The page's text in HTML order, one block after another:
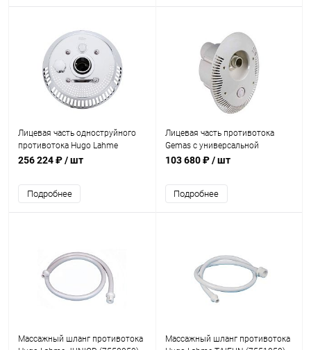
Лицевая часть одноструйного
противотока Hugo Lahme
TAIFUN с пьезокнопкой
256 224 ₽/ шт
Подробнее
Лицевая часть противотока
Gemas с универсальной
закладной и пневмокнопкой
103 680 ₽/ шт
Подробнее
Массажный шланг противотока
Массажный шланг противотока